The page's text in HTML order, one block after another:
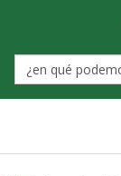
de